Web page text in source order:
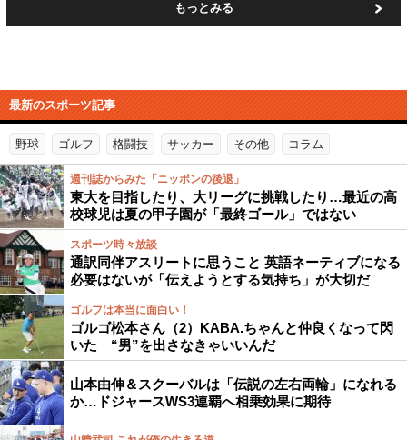
もっとみる
最新のスポーツ記事
野球 ゴルフ 格闘技 サッカー その他 コラム
週刊誌からみた「ニッポンの後退」
東大を目指したり、大リーグに挑戦したり…最近の高
校球児は夏の甲子園が「最終ゴール」ではない
スポーツ時々放談
通訳同伴アスリートに思うこと 英語ネーティブになる
必要はないが「伝えようとする気持ち」が大切だ
ゴルフは本当に面白い！
ゴルゴ松本さん（2）KABA.ちゃんと仲良くなって閃
いた “男”を出さなきゃいいんだ
山本由伸＆スクーバルは「伝説の左右両輪」になれる
か…ドジャースWS3連覇へ相乗効果に期待